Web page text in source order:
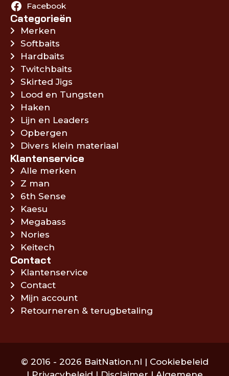
Facebook
Categorieën
Merken
Softbaits
Hardbaits
Twitchbaits
Skirted Jigs
Lood en Tungsten
Haken
Lijn en Leaders
Opbergen
Divers klein materiaal
Klantenservice
Alle merken
Z man
6th Sense
Kaesu
Megabass
Nories
Keitech
Contact
Klantenservice
Contact
Mijn account
Retourneren & terugbetaling
© 2016 - 2026 BaitNation.nl | Cookiebeleid